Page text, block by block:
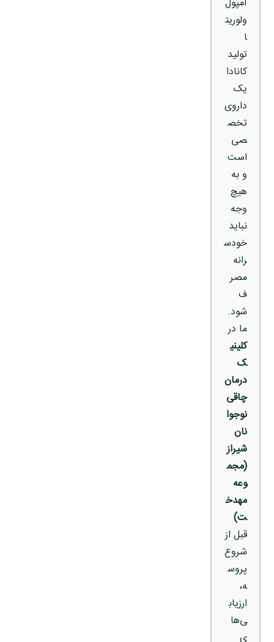
آمپول
ولوریت
ا
تولید
کانادا
یک
داروی
تخص
صی
است
و به
هیچ
وجه
نباید
خودس
رانه
مصر
ف
شود.
ما در
کلینی
ک
درمان
چاقی
نوجوا
نان
شیراز
(مجم
وعه
مهدخ
ت)
قبل از
شروع
پروس
ه،
ارزیاب
ی‌ها
ی